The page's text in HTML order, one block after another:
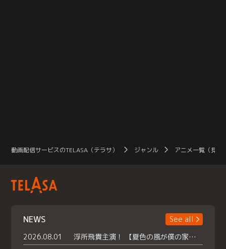
動画配信サービスのTELASA（テラサ） ジャンル アニメ一覧（見放
NEWS
See all
2026.08.01
浮所飛貴主演！ 【夏色の風が僕の家にやってきた】 本日よりテラサで独占配信スタート！